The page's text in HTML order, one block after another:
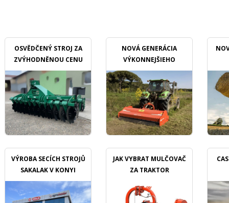
OSVĚDČENÝ STROJ ZA
ZVÝHODNĚNOU CENU
NOVÁ GENERÁCIA
VÝKONNEJŠIEHO
MULČOVAČU
VÝROBA SECÍCH STROJŮ
SAKALAK V KONYI
JAK VYBRAT MULČOVAČ
ZA TRAKTOR